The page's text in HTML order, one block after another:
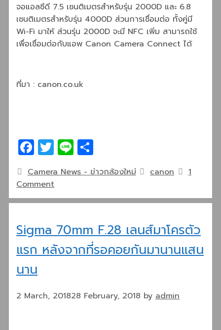
จอแอลซีดี 7.5 เซนติเมตรสำหรับรุ่น 2000D และ 6.8
เซนติเมตรสำหรับรุ่น 4000D ส่วนการเชื่อมต่อ ทั้งคู่มี
Wi-Fi มาให้ ส่วนรุ่น 2000D จะมี NFC เพิ่ม สามารถใช้
เพื่อเชื่อมต่อกับแอพ Canon Camera Connect ได้
ที่มา : canon.co.uk
Facebook
Twitter
Line
Categories
Camera News - ข่าวกล้องใหม่ Tags
canon
1
Comment
Sigma 70mm F.28 เลนส์มาโครตัว
แรก หลังจากที่รอคอยกันมานานแสน
นาน
2 March, 201828 February, 2018 by admin